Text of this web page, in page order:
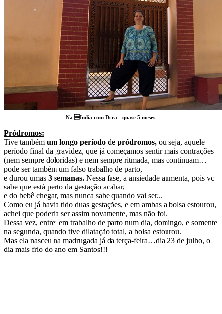
Na India com Dora - quase 5 meses
Pródromos:
Tive também um longo período de pródromos, ou seja, aquele
período final da gravidez, que já começamos sentir mais contrações
(nem sempre doloridas) e nem sempre ritmada, mas continuam…
pode ser também um falso trabalho de parto,
e durou umas 3 semanas. Nessa fase, a ansiedade aumenta, pois vc
sabe que está perto da gestação acabar,
e do bebê chegar, mas nunca sabe quando vai ser...
Como eu já havia tido duas gestações, e em ambas a bolsa estourou,
achei que poderia ser assim novamente, mas não foi.
Dessa vez, entrei em trabalho de parto num dia, domingo, e somente
na segunda, quando tive dilatação total, a bolsa estourou.
Mas ela nasceu na madrugada já da terça-feira…dia 23 de julho, o
dia mais frio do ano em Santos!!!
——————